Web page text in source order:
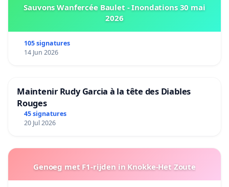
Sauvons Wanfercée Baulet - Inondations 30 mai
2026
105 signatures
14 Jun 2026
Maintenir Rudy Garcia à la tête des Diables
Rouges
45 signatures
20 Jul 2026
Genoeg met F1-rijden in Knokke-Het Zoute